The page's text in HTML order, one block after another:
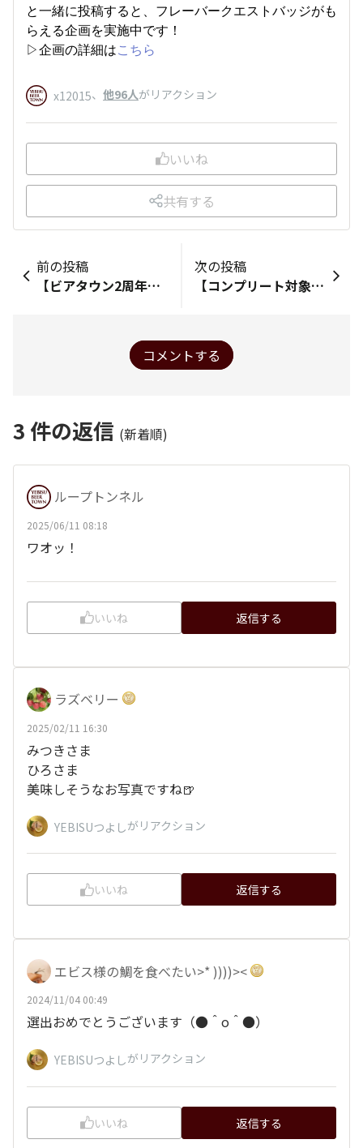
と一緒に投稿すると、フレーバークエストバッジがも
らえる企画を実施中です！
▷企画の詳細はこちら
x12015、 他96人がリアクション
いいね
共有する
前の投稿
【ビアタウン2周年】YEBISU BARと一緒に特別なビヤカクテルを創ろう
次の投稿
【コンプリート対象変更のお知らせあり】ヱビス クリエイティブブリュー 焦香はいかがでしたか？
コメントする
3 件の返信 (新着順)
ループトンネル
2025/06/11 08:18
ワオッ！
いいね 返信する
ラズベリー
2025/02/11 16:30
みつきさま
ひろさま
美味しそうなお写真ですね🍺
YEBISUつよしがリアクション
いいね 返信する
エビス様の鯛を食べたい>* ))))><
2024/11/04 00:49
選出おめでとうございます（●＾o＾●）
YEBISUつよしがリアクション
いいね 返信する